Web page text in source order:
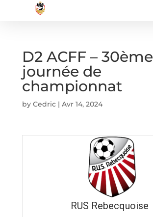
D2 ACFF – 30ème
journée de
championnat
by Cedric| Avr 14, 2024
RUS Rebecquoise